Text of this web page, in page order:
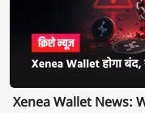
Xenea Wallet News: